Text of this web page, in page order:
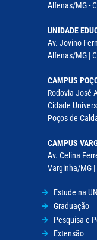
Alfenas/MG -
UNIDADE
Av. Jovino
Alfenas/MG |
CAMPUS
Rodovia José
Cidade
Poços de
CAMPUS
Av. Celina
Varginha/MG |
Estude na
Graduação
Pesquisa e
Extensão